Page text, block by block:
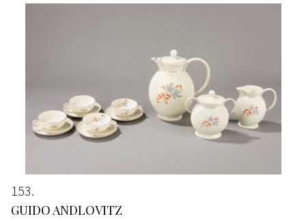
153
GUIDO ANDLOVITZ